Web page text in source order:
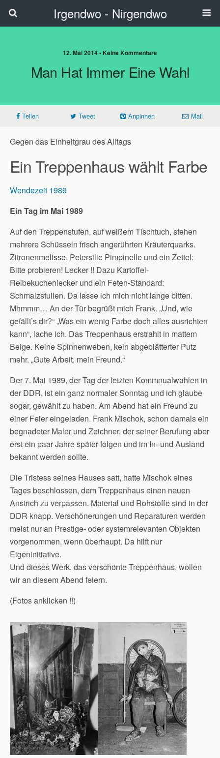
Irgendwo - Nirgendwo
12. Mai 2014 • Keine Kommentare
Man Hat Immer Eine Wahl
Teilen Tweet Anpinnen Mail
Gegen das Einheitgrau des Alltags
Ein Treppenhaus wählt Farbe
Wendezeit 1989
Ein Tag im Mai 1989
Auf den Treppenstufen, auf weißem Tischtuch, stehen
mehrere Schüsseln frisch angerührten Kräuterquarks.
Zitronenmelisse, Petersilie Pimpinelle und ein Zettel:
Bitte probieren! Lecker !! Dazu Kartoffel-
Reibekuchenlecker und ein Feten-Standard:
Schmalzstullen. Da lasse ich mich nicht lange bitten.
Mhmmm… An der Tür begrüßt mich Frank. „Und, wie
gefällt’s dir?“ „Was ein wenig Farbe doch alles ausrichten
kann“, lache ich. Das Treppenhaus erstrahlt in mattem
Beige. Keine Spinnenweben, kein abgeblätterter Putz
mehr. „Gute Arbeit, mein Freund.“
Der 7. Mai 1989, der Tag der letzten Kommnualwahlen in
der DDR, ist ein ganz normaler Sonntag und ich glaube
sogar, gewählt zu haben. Am Abend hat ein Freund zu
einer Feier eingeladen. Frank Mischok, schon damals ein
begnadeter Maler und Zeichner, der seiner Berufung aber
erst ein paar Jahre später folgen und im In- und Ausland
bekannt werden sollte.
Die Tristess seines Hauses satt, hatte Mischok eines
Tages beschlossen, dem Treppenhaus einen neuen
Anstrich zu verpassen. Material und Rohstoffe sind in der
DDR knapp. Verschönerungen und Reparaturen werden
meist nur an Prestige- oder systemrelevanten Objekten
vorgenommen, wenn überhaupt. Da hilft nur
Eigeninitiative.
Und dieses Werk, das verschönte Treppenhaus, wollen
wir an diesem Abend feiern.
(Fotos anklicken !!)